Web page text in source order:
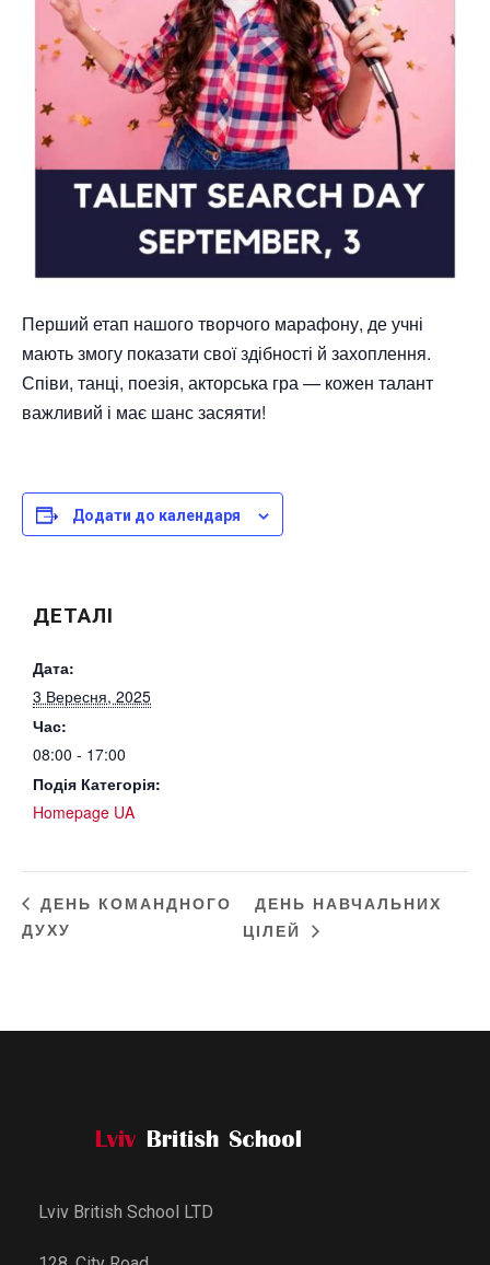
Перший етап нашого творчого марафону, де учні
мають змогу показати свої здібності й захоплення.
Співи, танці, поезія, акторська гра — кожен талант
важливий і має шанс засяяти!
Додати до календаря
ДЕТАЛІ
Дата:
3 Вересня, 2025
Час:
08:00 - 17:00
Подія Категорія:
Homepage UA
ДЕНЬ КОМАНДНОГО
ДУХУ
ДЕНЬ НАВЧАЛЬНИХ
ЦІЛЕЙ
Lviv British School LTD